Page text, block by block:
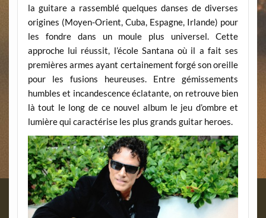
la guitare a rassemblé quelques danses de diverses
origines (Moyen-Orient, Cuba, Espagne, Irlande) pour
les fondre dans un moule plus universel. Cette
approche lui réussit, l’école Santana où il a fait ses
premières armes ayant certainement forgé son oreille
pour les fusions heureuses. Entre gémissements
humbles et incandescence éclatante, on retrouve bien
là tout le long de ce nouvel album le jeu d’ombre et
lumière qui caractérise les plus grands guitar heroes.